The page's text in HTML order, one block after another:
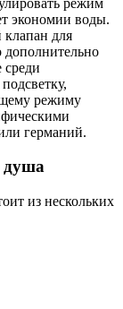
экономии воды.
для
дополнительно
среди
режиму
германий.
душа
из нескольких